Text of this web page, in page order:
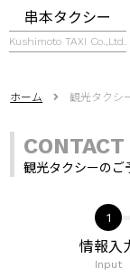
串本タクシー
Kushimoto TAXI Co.,Ltd.
ホーム 観光タクシ
観光タクシーのご
情報入
Input